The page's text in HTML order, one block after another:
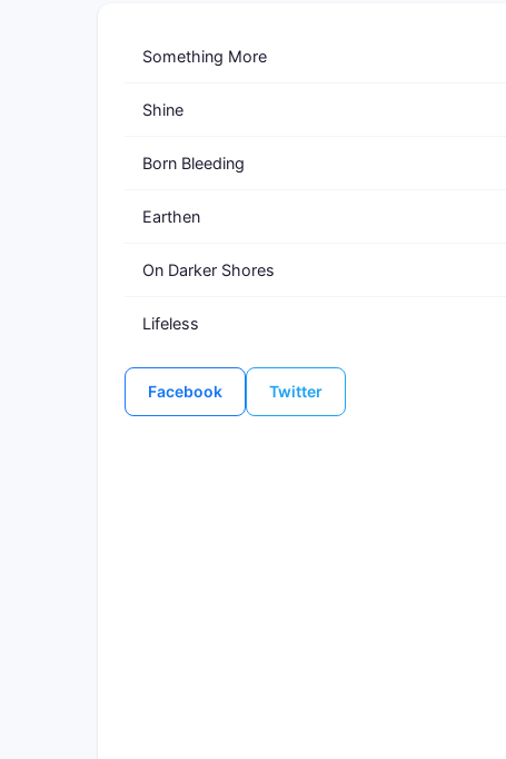
Something More
Shine
Born Bleeding
Earthen
On Darker Shores
Lifeless
Facebook Twitter